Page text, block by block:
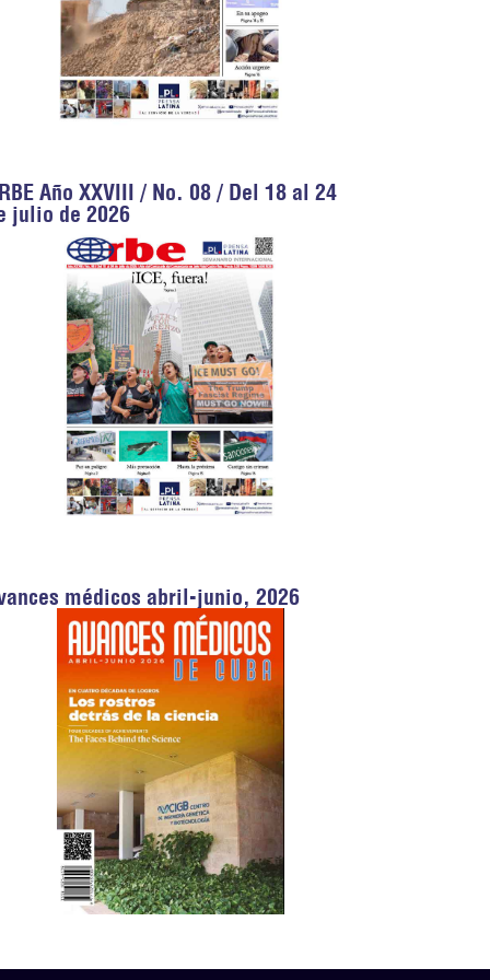
Año XXVIII / No. 08 / Del 18 al 24
julio de 2026
médicos abril-junio, 2026